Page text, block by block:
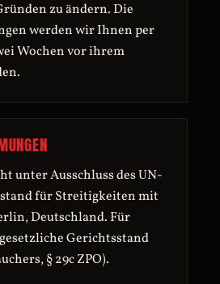
zu ändern. Die
werden wir Ihnen per
Wochen vor ihrem
unter Ausschluss des UN-
für Streitigkeiten mit
Deutschland. Für
Gerichtsstand
§ 29c ZPO).